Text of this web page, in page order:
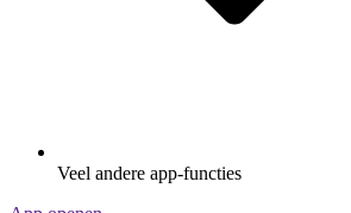
Veel andere app-functies